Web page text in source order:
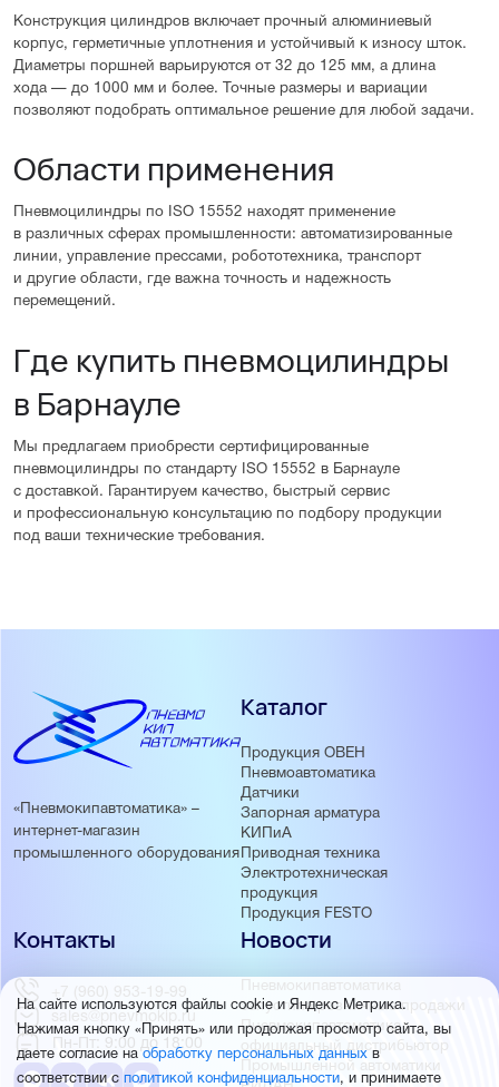
Конструкция цилиндров включает прочный алюминиевый
корпус, герметичные уплотнения и устойчивый к износу шток.
Диаметры поршней варьируются от 32 до 125 мм, а длина
хода — до 1000 мм и более. Точные размеры и вариации
позволяют подобрать оптимальное решение для любой задачи.
Области применения
Пневмоцилиндры по ISO 15552 находят применение
в различных сферах промышленности: автоматизированные
линии, управление прессами, робототехника, транспорт
и другие области, где важна точность и надежность
перемещений.
Где купить пневмоцилиндры
в Барнауле
Мы предлагаем приобрести сертифицированные
пневмоцилиндры по стандарту ISO 15552 в Барнауле
с доставкой. Гарантируем качество, быстрый сервис
и профессиональную консультацию по подбору продукции
под ваши технические требования.
«Пневмокипавтоматика» –
интернет-магазин
промышленного оборудования
Каталог
Продукция ОВЕН
Пневмоавтоматика
Датчики
Запорная арматура
КИПиА
Приводная техника
Электротехническая
продукция
Продукция FESTO
Новости
Пневмокипавтоматика
запустила розничные продажи
Пневмокипавтоматика –
официальный дистрибьютор
Промышленной автоматики
Контакты
+7 (960) 953-19-99
sales@pnevmokip.ru
Пн-Пт: 9:00 до 18:00
На сайте используются файлы cookie и Яндекс Метрика.
Нажимая кнопку «Принять» или продолжая просмотр сайта, вы
даете согласие наобработку персональных данных в
соответствии с политикой конфиденциальности, и принимаете